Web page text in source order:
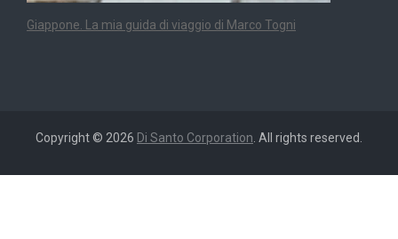
Giappone. La mia guida di viaggio di Marco Togni
Copyright © 2026 Di Santo Corporation . All rights reserved.